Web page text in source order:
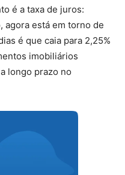
é a taxa de juros:
agora está em torno de
é que caia para 2,25%
imobiliários
longo prazo no